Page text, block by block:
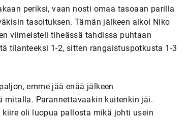
periksi, vaan nosti omaa tasoaan parilla
tasoituksen. Tämän jälkeen alkoi Niko
viimeisteli tiheässä tahdissa puhtaan
tilanteeksi 1-2, sitten rangaistuspotkusta 1-3
emme jää enää jälkeen
Parannettavaakin kuitenkin jäi.
oli luopua pallosta mikä johti usein